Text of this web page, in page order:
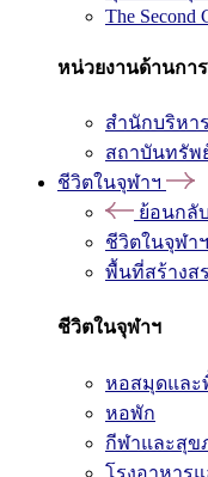
The Second
หน่วยงานด้านกา
สำนักบริหา
สถาบันทรัพ
ชีวิตในจุฬาฯ
ย้อนกลับ
ชีวิตในจุฬาฯ
พื้นที่สร้างส
ชีวิตในจุฬาฯ
หอสมุดและ
หอพัก
กีฬาและสุข
โรงอาหารแ